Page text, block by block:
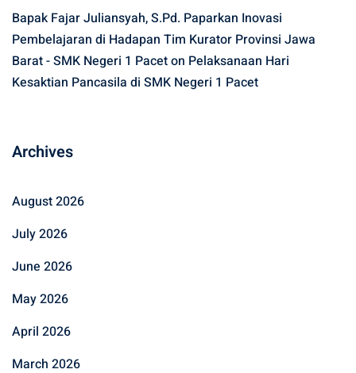
Bapak Fajar Juliansyah, S.Pd. Paparkan Inovasi
Pembelajaran di Hadapan Tim Kurator Provinsi Jawa
Barat - SMK Negeri 1 Paceton Pelaksanaan Hari
Kesaktian Pancasila di SMK Negeri 1 Pacet
Archives
August 2026
July 2026
June 2026
May 2026
April 2026
March 2026